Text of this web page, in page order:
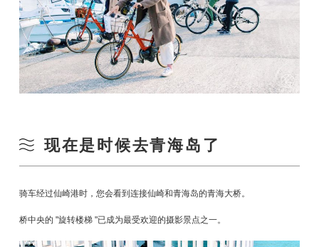
现在是时候去青海岛了
骑车经过仙崎港时，您会看到连接仙崎和青海岛的青海大桥。
桥中央的 "旋转楼梯 "已成为最受欢迎的摄影景点之一。